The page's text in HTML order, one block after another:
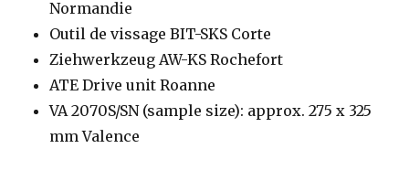
Normandie
Outil de vissage BIT-SKS Corte
Ziehwerkzeug AW-KS Rochefort
ATE Drive unit Roanne
VA 2070S/SN (sample size): approx. 275 x 325
mm Valence